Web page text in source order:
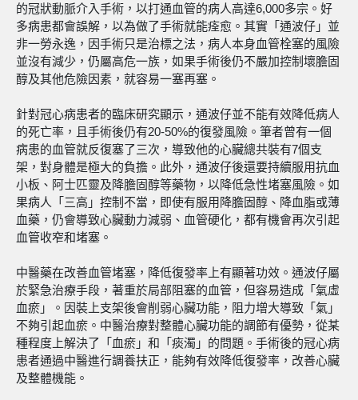
的冠狀動脈介入手術，以打通血管的病人高達6,000多宗。好
多病患都會誤解，以為做了手術就能痊愈。其實「通波仔」並
非一勞永逸，因手術只是治標之法，病人本身血管栓塞的風險
並沒有減少，仍屬高危一族，如果手術後仍不嚴加控制壞膽固
醇及其他危險因素，就容易一塞再塞。
針對冠心病患者的臨床研究顯示，通波仔並不能有效降低病人
的死亡率，且手術後仍有20-50%的復發風險。筆者曾有一個
病患的血管就反復塞了三次，導致他的心臟總共裝有7個支
架，對身體是極大的負擔。此外，通波仔後還要持續服用抗血
小板、阿士匹靈及降膽固醇等藥物，以降低急性堵塞風險。如
果病人「三高」控制不當，即使有服用降膽固醇、降血脂或薄
血藥，仍會導致心臟動力減弱、血管硬化，都有機會再次引起
血管收窄和堵塞。
中醫藥在改善血管堵塞，降低復發率上有顯著功效。通波仔屬
於緊急治療手段，著重於局部阻塞的血管，但容易造成「氣虛
血瘀」。因裝上支架後會削弱心臟功能，阻力增大導致「氣」
不夠引起血瘀。中醫治療對整體心臟功能的調節有優勢，從某
種程度上解決了「血瘀」和「痰濁」的問題。手術後的冠心病
患者通過中醫進行調養扶正，能夠有效降低復發率，改善心臟
及整體機能。